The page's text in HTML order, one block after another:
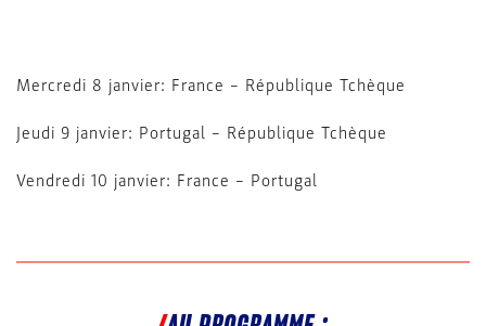
Mercredi 8 janvier: France – République Tchèque
Jeudi 9 janvier: Portugal – République Tchèque
Vendredi 10 janvier: France – Portugal